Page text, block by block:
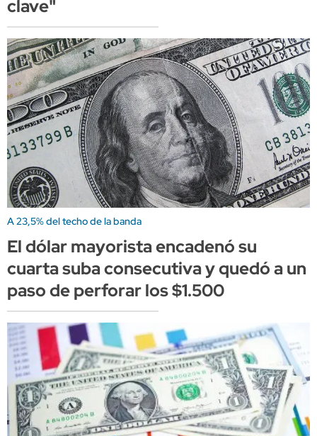
clave"
A 23,5% del techo de la banda
El dólar mayorista encadenó su
cuarta suba consecutiva y quedó a un
paso de perforar los $1.500